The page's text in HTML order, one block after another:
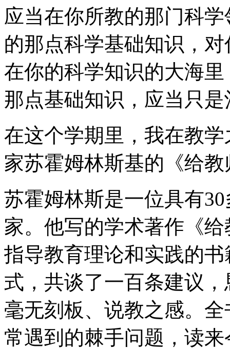
应当在你所教的那门科
的那点科学基础知识，
在你的科学知识的大海
那点基础知识，应当只
在这个学期里，我在教
家苏霍姆林斯基的《给
苏霍姆林斯是一位具有
家。他写的学术著作《
指导教育理论和实践的
式，共谈了一百条建议
毫无刻板、说教之感。
常遇到的棘手问题，读